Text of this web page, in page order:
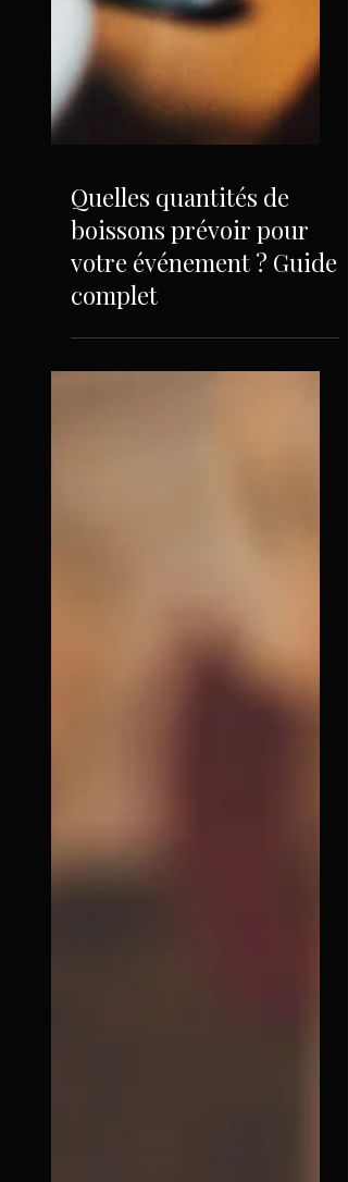
Quelles quantités de
boissons prévoir pour
votre événement ? Guide